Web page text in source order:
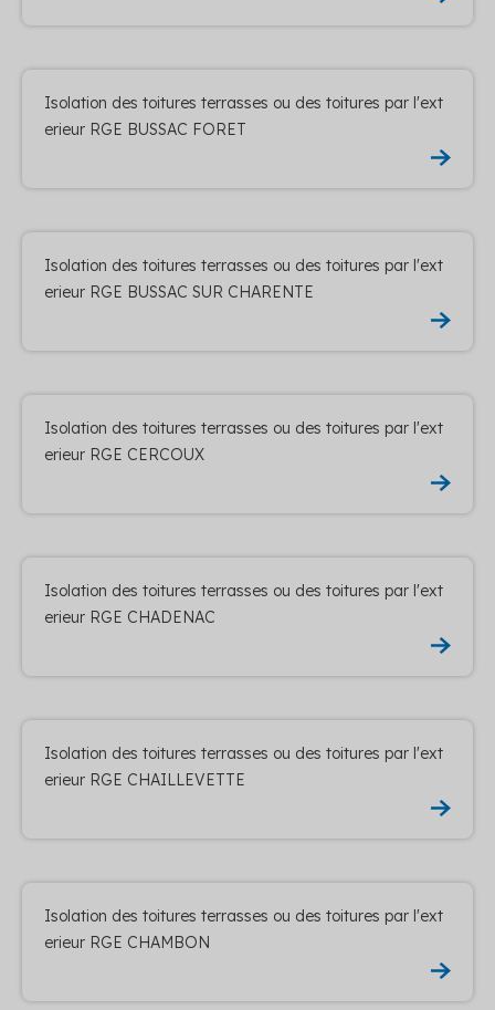
Isolation des toitures terrasses ou des toitures par l'ext
erieur RGE BUSSAC FORET
Isolation des toitures terrasses ou des toitures par l'ext
erieur RGE BUSSAC SUR CHARENTE
Isolation des toitures terrasses ou des toitures par l'ext
erieur RGE CERCOUX
Isolation des toitures terrasses ou des toitures par l'ext
erieur RGE CHADENAC
Isolation des toitures terrasses ou des toitures par l'ext
erieur RGE CHAILLEVETTE
Isolation des toitures terrasses ou des toitures par l'ext
erieur RGE CHAMBON